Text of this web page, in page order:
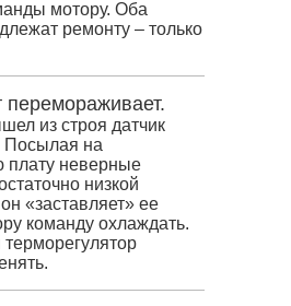
мотору. Оба
ремонту – только
перемораживает.
из строя датчик
Посылая на
неверные
низкой
«заставляет» ее
команду охлаждать.